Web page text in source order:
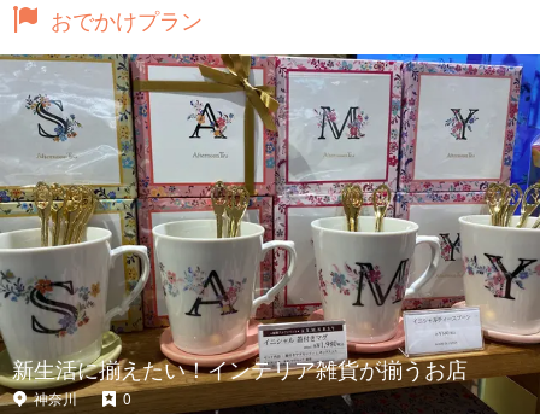
おでかけプラン
新生活に揃えたい！インテリア雑貨が揃うお店
神奈川 0